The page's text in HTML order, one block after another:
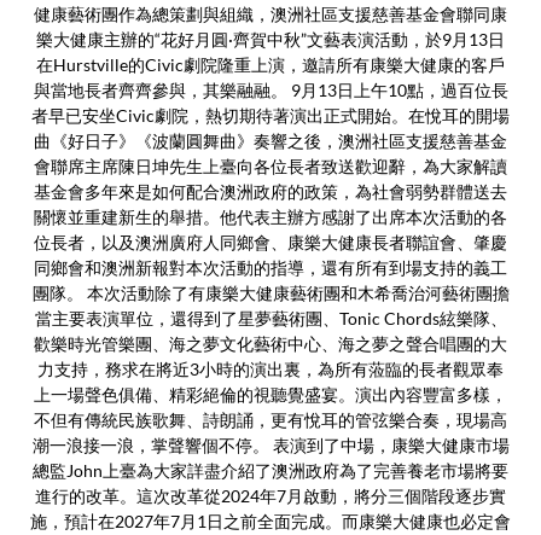
健康藝術團作為總策劃與組織，澳洲社區支援慈善基金會聯同康
樂大健康主辦的“花好月圓·齊賀中秋”文藝表演活動，於9月13日
在Hurstville的Civic劇院隆重上演，邀請所有康樂大健康的客戶
與當地長者齊齊參與，其樂融融。 9月13日上午10點，過百位長
者早已安坐Civic劇院，熱切期待著演出正式開始。在悅耳的開場
曲《好日子》《波蘭圓舞曲》奏響之後，澳洲社區支援慈善基金
會聯席主席陳日坤先生上臺向各位長者致送歡迎辭，為大家解讀
基金會多年來是如何配合澳洲政府的政策，為社會弱勢群體送去
關懷並重建新生的舉措。他代表主辦方感謝了出席本次活動的各
位長者，以及澳洲廣府人同鄉會、康樂大健康長者聯誼會、肇慶
同鄉會和澳洲新報對本次活動的指導，還有所有到場支持的義工
團隊。 本次活動除了有康樂大健康藝術團和木希喬治河藝術團擔
當主要表演單位，還得到了星夢藝術團、Tonic Chords絃樂隊、
歡樂時光管樂團、海之夢文化藝術中心、海之夢之聲合唱團的大
力支持，務求在將近3小時的演出裏，為所有蒞臨的長者觀眾奉
上一場聲色俱備、精彩絕倫的視聽覺盛宴。演出內容豐富多樣，
不但有傳統民族歌舞、詩朗誦，更有悅耳的管弦樂合奏，現場高
潮一浪接一浪，掌聲響個不停。 表演到了中場，康樂大健康市場
總監John上臺為大家詳盡介紹了澳洲政府為了完善養老市場將要
進行的改革。這次改革從2024年7月啟動，將分三個階段逐步實
施，預計在2027年7月1日之前全面完成。而康樂大健康也必定會